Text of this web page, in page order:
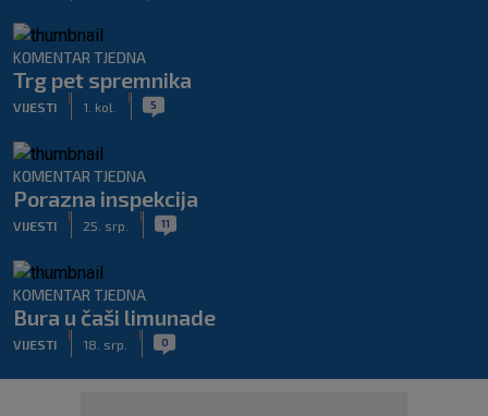
KOMENTAR TJEDNA
Trg pet spremnika
VIJESTI 1. kol. 5
KOMENTAR TJEDNA
Porazna inspekcija
VIJESTI 25. srp. 11
KOMENTAR TJEDNA
Bura u čaši limunade
VIJESTI 18. srp. 0